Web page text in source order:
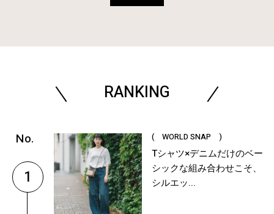
RANKING
1
( WORLD SNAP )
Tシャツ×デニムだけのベー
シックな組み合わせこそ、
シルエッ...